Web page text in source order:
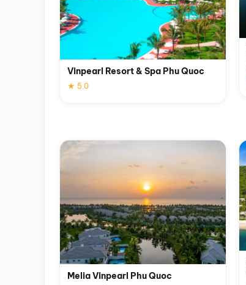
Vinpearl Resort & Spa Phu Quoc
★ 5.0
Melia Vinpearl Phu Quoc